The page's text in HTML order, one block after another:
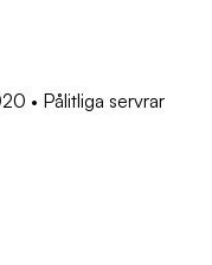
• Pålitliga servrar